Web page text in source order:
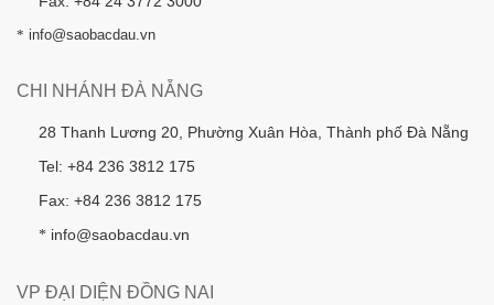
* info@saobacdau.vn
CHI NHÁNH ĐÀ NẴNG
28 Thanh Lương 20, Phường Xuân Hòa, Thành phố Đà Nẵng
Tel: +84 236 3812 175
Fax: +84 236 3812 175
* info@saobacdau.vn
VP ĐẠI DIỆN ĐỒNG NAI